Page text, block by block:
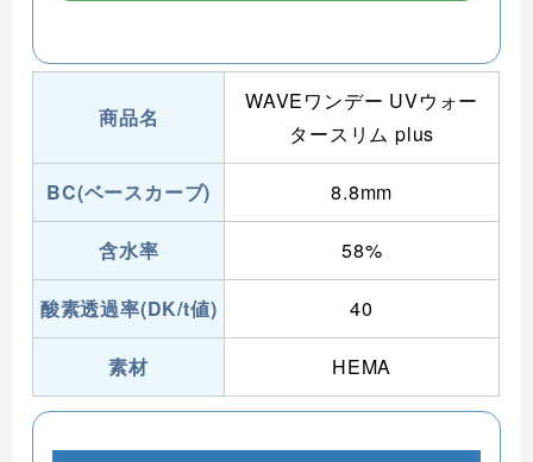
商品名
WAVEワンデー UVウォー
タースリム plus
BC(ベースカーブ) 8.8mm
含水率 58%
酸素透過率(DK/t値) 40
素材 HEMA